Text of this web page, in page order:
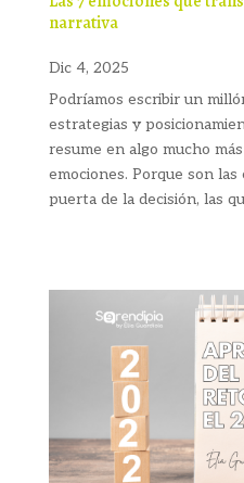
narrativa
Dic 4, 2025
Podríamos escribir un
estrategias y
resume en algo mucho
emociones. Porque son
puerta de la decisión, las